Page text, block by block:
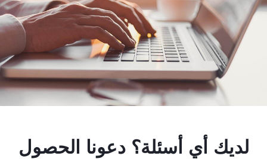
لديك أي أسئلة؟ دعونا الحصول